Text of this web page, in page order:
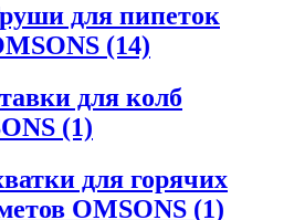
для пипеток
(14)
для колб
(1)
для горячих
OMSONS (1)